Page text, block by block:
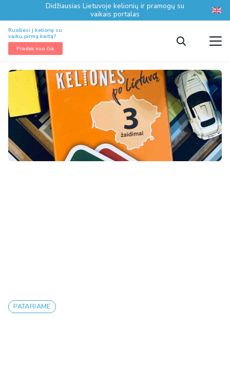
Didžiausias Lietuvoje kelionių ir pramogų su
vaikais portalas
Ruošiesi į kelionę su
vaiku pirmą kartą?
Pradėk nuo čia
PATARIAME